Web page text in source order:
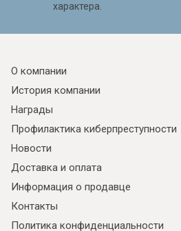
характера.
О компании
История компании
Награды
Профилактика киберпреступности
Новости
Доставка и оплата
Информация о продавце
Контакты
Политика конфиденциальности